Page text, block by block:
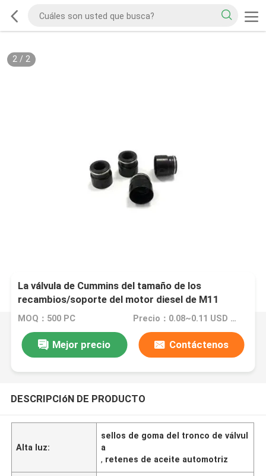
2/ 2
La válvula de Cummins del tamaño de los
recambios/soporte del motor diesel de M11
Cummins sella 3328781
MOQ：500 PC Precio：0.08~0.11 USD per piece
Mejor precio Contáctenos
DESCRIPCIóN DE PRODUCTO
Alta luz:
sellos de goma del tronco de válvul
a
, retenes de aceite automotriz